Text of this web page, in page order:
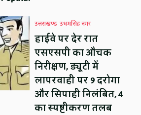
उत्तराखण्ड उधमसिंह नगर
हाईवे पर देर रात
एसएसपी का औचक
निरीक्षण, ड्यूटी में
लापरवाही पर 9 दरोगा
और सिपाही निलंबित, 4
का स्पष्टीकरण तलब